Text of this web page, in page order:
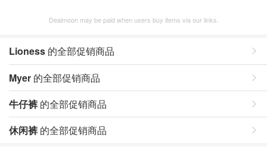
Dealmoon may be paid when users buy items via our links.
Lioness 的全部促销商品
Myer 的全部促销商品
牛仔裤 的全部促销商品
休闲裤 的全部促销商品